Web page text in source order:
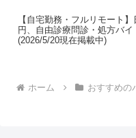
【自宅勤務・フルリモート
円、自由診療問診・処方バイ
(2026/5/20現在掲載中)
ホーム おすすめの